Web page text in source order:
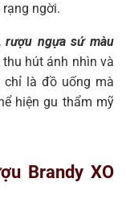
ngời.
rượu ngựa sứ màu
hút ánh nhìn và
chỉ là đồ uống mà
hiện gu thẩm mỹ
Brandy XO